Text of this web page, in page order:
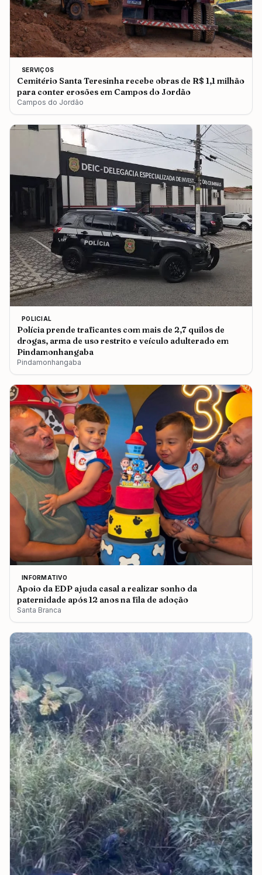
SERVIÇOS
Cemitério Santa Teresinha recebe obras de R$ 1,1 milhão
para conter erosões em Campos do Jordão
Campos do Jordão
POLICIAL
Polícia prende traficantes com mais de 2,7 quilos de
drogas, arma de uso restrito e veículo adulterado em
Pindamonhangaba
Pindamonhangaba
INFORMATIVO
Apoio da EDP ajuda casal a realizar sonho da
paternidade após 12 anos na fila de adoção
Santa Branca